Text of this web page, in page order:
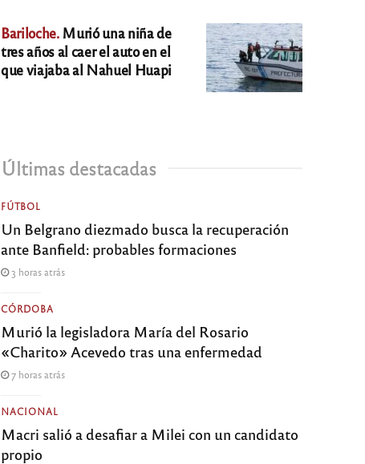
Bariloche.Murió una niña de
tres años al caer el auto en el
que viajaba al Nahuel Huapi
Últimas destacadas
FÚTBOL
Un Belgrano diezmado busca la recuperación
ante Banfield: probables formaciones
3 horas atrás
CÓRDOBA
Murió la legisladora María del Rosario
«Charito» Acevedo tras una enfermedad
7 horas atrás
NACIONAL
Macri salió a desafiar a Milei con un candidato
propio